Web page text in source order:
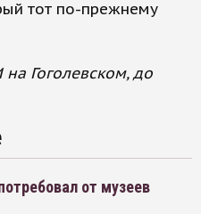
тот по-прежнему
Гоголевском, до
от музеев